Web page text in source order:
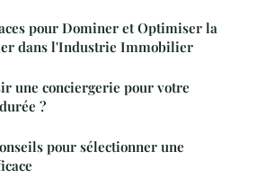
pour Dominer et Optimiser la
dans l'Industrie Immobilier
une conciergerie pour votre
?
pour sélectionner une